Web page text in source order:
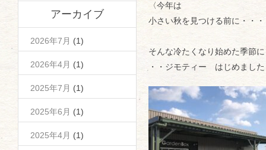
〈今年は
小さい秋を見つける前に・・
そんな冷たくなり始めた季節
・・ジモティー はじめまし
アーカイブ
2026年7月 (1)
2026年4月 (1)
2025年7月 (1)
2025年6月 (1)
2025年4月 (1)